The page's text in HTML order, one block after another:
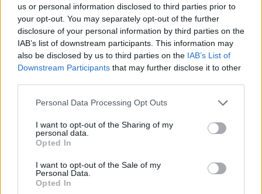
us or personal information disclosed to third parties prior to
your opt-out. You may separately opt-out of the further
disclosure of your personal information by third parties on the
IAB’s list of downstream participants. This information may
also be disclosed by us to third parties on the IAB’s List of
Downstream Participants that may further disclose it to other
Please note that this website/app uses one or more Google
not limited to your visit or usage behaviour. You may click to
grant or deny consent to Google and its third-party tags to
use your data for below specified purposes in below Google
consent section.
Personal Data Processing Opt Outs
I want to opt-out of the Sharing of my
personal data.
Opted In
I want to opt-out of the Sale of my
Personal Data.
Opted In
Acqua di cottura: benefici e usi in cucina
BELLEZZA